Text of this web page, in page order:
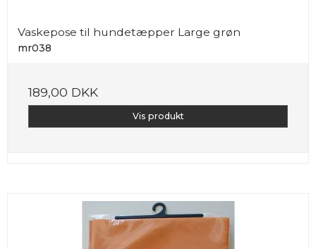
Vaskepose til hundetæpper Large grøn
mr038
189,00 DKK
Vis produkt